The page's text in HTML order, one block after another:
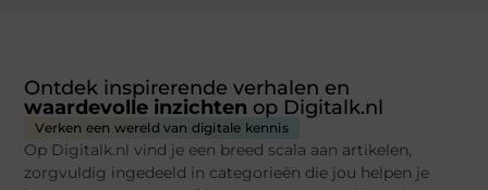
Ontdek inspirerende verhalen en
waardevolle inzichten op Digitalk.nl
Verken een wereld van digitale kennis
Op Digitalk.nl vind je een breed scala aan artikelen,
zorgvuldig ingedeeld in categorieën die jou helpen je